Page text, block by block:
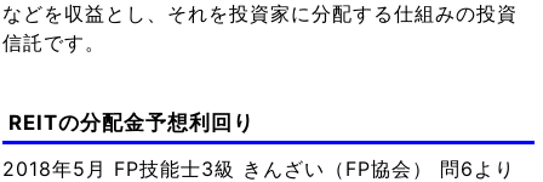
などを収益とし、それを投資家に分配する仕組みの投資
信託です。
REITの分配金予想利回り
2018年5月 FP技能士3級 きんざい（FP協会） 問6より